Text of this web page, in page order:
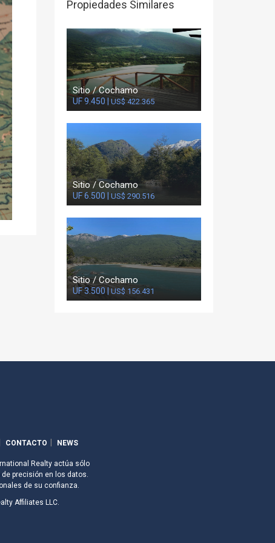
Propiedades Similares
Sitio / Cochamo
UF 9.450 | US$ 422.365
Sitio / Cochamo
UF 6.500 | US$ 290.516
Sitio / Cochamo
UF 3.500 |US$ 156.431
CONTACTO NEWS
Realty actúa sólo
precisión en los datos.
de su confianza.
Affiliates LLC.